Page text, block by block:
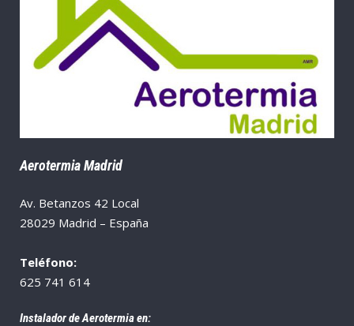
Aerotermia Madrid
Av. Betanzos 42 Local
28029 Madrid – España
Teléfono:
625 741 614
Instalador de Aerotermia en: